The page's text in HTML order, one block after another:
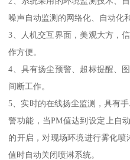
噪声自动监测的网络化、自动化
3、人机交互界面，美观大方，
作方便。
4、具有扬尘预警、超标提醒、
间断工作。
5、实时的在线扬尘监测，具有
警功能，当PM值达到设定上自
的开启，对现场环境进行雾化
值时自动关闭喷淋系统。